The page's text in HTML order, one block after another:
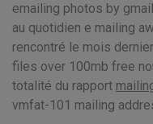
emailing photos by
au quotidien e mailing
rencontré le mois
files over 100mb free
totalité du rapport
vmfat-101 mailing